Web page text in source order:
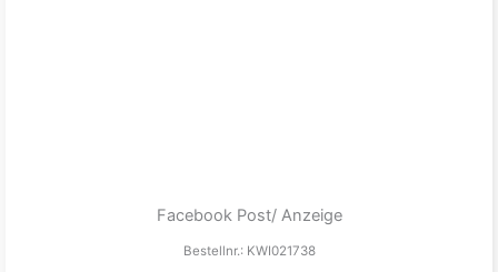
Facebook Post/ Anzeige
Bestellnr.: KWI021738